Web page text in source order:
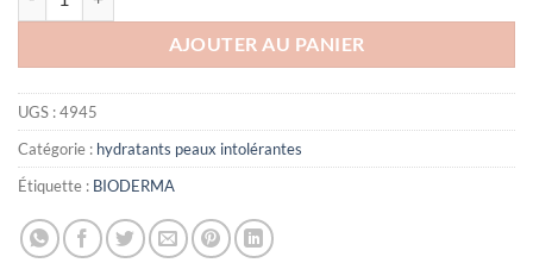
AJOUTER AU PANIER
UGS :4945
Catégorie : hydratants peaux intolérantes
Étiquette : BIODERMA